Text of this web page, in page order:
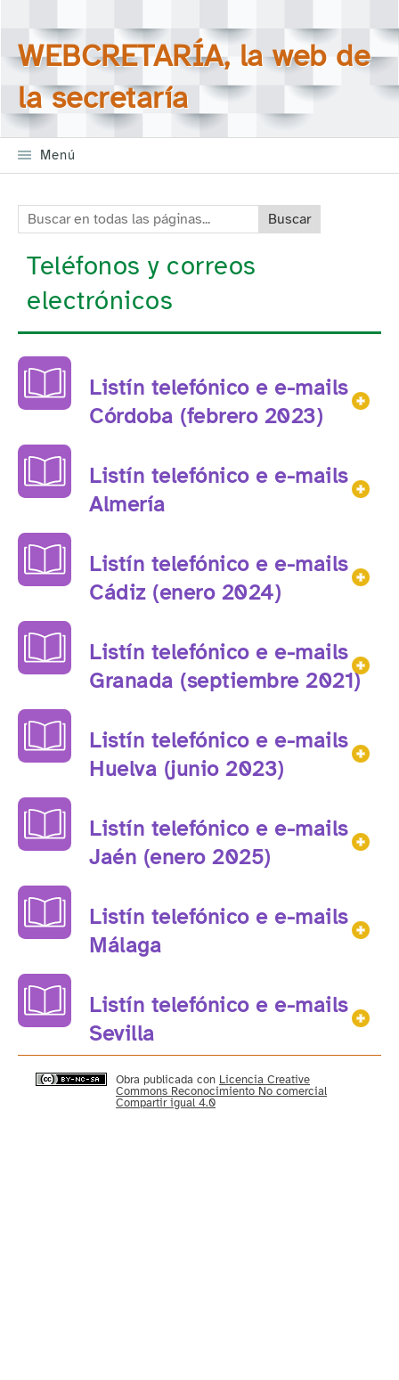
Saltar la navegación
Buscar en todas las
páginas
WEBCRETARÍA, la web de
la secretaría
Menú
Buscar en todas las páginas:
Teléfonos y correos
electrónicos
Listín telefónico e e-mails
Córdoba (febrero 2023)
Listín telefónico e e-mails
Almería
Listín telefónico e e-mails
Cádiz (enero 2024)
Listín telefónico e e-mails
Granada (septiembre 2021)
Listín telefónico e e-mails
Huelva (junio 2023)
Listín telefónico e e-mails
Jaén (enero 2025)
Listín telefónico e e-mails
Málaga
Listín telefónico e e-mails
Sevilla
Obra publicada con Licencia Creative
Commons Reconocimiento No comercial
Compartir igual 4.0